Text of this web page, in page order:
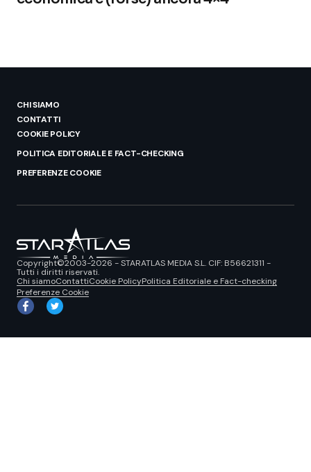
CHI SIAMO
CONTATTI
COOKIE POLICY
POLITICA EDITORIALE E FACT-CHECKING
PREFERENZE COOKIE
Copyright©2003-2026 - STARATLAS MEDIA S.L. CIF: B56621311 -
Tutti i diritti riservati.
Chi siamoContattiCookie PolicyPolitica Editoriale e Fact-checking
Preferenze Cookie